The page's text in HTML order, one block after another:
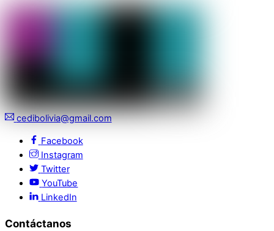
cedibolivia@gmail.com
Facebook
Instagram
Twitter
YouTube
LinkedIn
Contáctanos